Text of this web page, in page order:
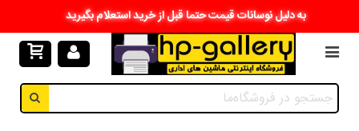
به دلیل نوسانات قیمت حتما قبل از خرید استعلام بگیرید